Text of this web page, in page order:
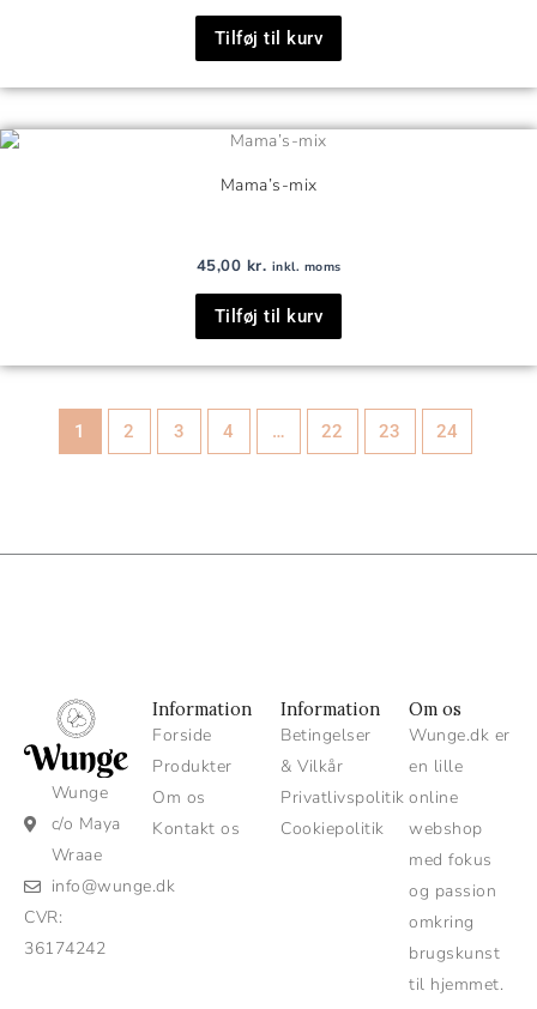
Tilføj til kurv
Mama’s-mix
45,00 kr. inkl. moms
Tilføj til kurv
1 2 3 4 … 22 23 24
Wunge
c/o Maya
Wraae
info@wunge.dk
CVR:
36174242
Information
Forside
Produkter
Om os
Kontakt os
Information
Betingelser
& Vilkår
Privatlivspolitik
Cookiepolitik
Om os
Wunge.dk er
en lille
online
webshop
med fokus
og passion
omkring
brugskunst
til hjemmet.